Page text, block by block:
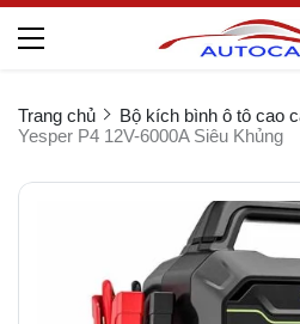
Trang chủ Bộ kích bình ô tô cao
Yesper P4 12V-6000A Siêu Khủng